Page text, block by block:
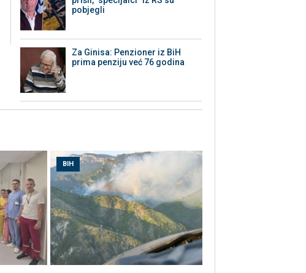
pobjegli
Za Ginisa: Penzioner iz BiH
prima penziju već 76 godina
BIH